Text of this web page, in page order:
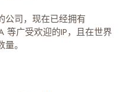
公司，现在已经拥有
等广受欢迎的IP，且在世界
。